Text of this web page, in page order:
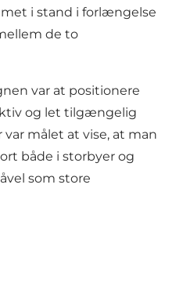
i stand i forlængelse
de to
var at positionere
og let tilgængelig
målet at vise, at man
både i storbyer og
som store